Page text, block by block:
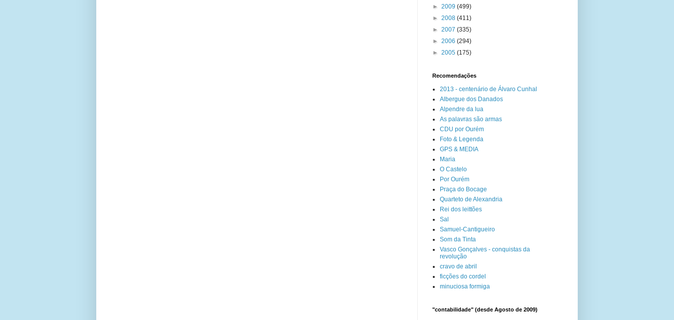
► 2009 (499)
► 2008 (411)
► 2007 (335)
► 2006 (294)
► 2005 (175)
Recomendações
2013 - centenário de Álvaro Cunhal
Albergue dos Danados
Alpendre da lua
As palavras são armas
CDU por Ourém
Foto & Legenda
GPS & MEDIA
Maria
O Castelo
Por Ourém
Praça do Bocage
Quarteto de Alexandria
Rei dos leittões
Sal
Samuel-Cantigueiro
Som da Tinta
Vasco Gonçalves - conquistas da
revolução
cravo de abril
ficções do cordel
minuciosa formiga
"contabilidade" (desde Agosto de 2009)